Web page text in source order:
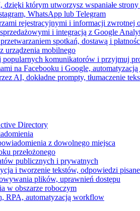
którym utworzysz wspaniałe
WhatsApp lub Telegram
rejestracyjnymi i informacji zwrotnej
i integracją z Google
spotkań, dostawą i
urządzenia mobilnego
komunikatorów i przyjmuj
na Facebooku i Google,
AI, dokładne prompty, tłumaczenie
Directory
z dowolnego miejsca
przełożonego
publicznych i prywatnych
i tworzenie tekstów, odpowiedzi
plików, uprawnień dostępu
w obszarze roboczym
RPA, automatyzacją workflow